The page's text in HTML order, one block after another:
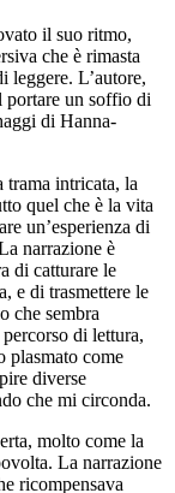
il suo ritmo,
che è rimasta
leggere. L’autore,
un soffio di
di Hanna-
trama intricata, la
quel che è la vita
un’esperienza di
narrazione è
di catturare le
e di trasmettere le
che sembra
di lettura,
come
diverse
che mi circonda.
molto come la
La narrazione
ricompensava